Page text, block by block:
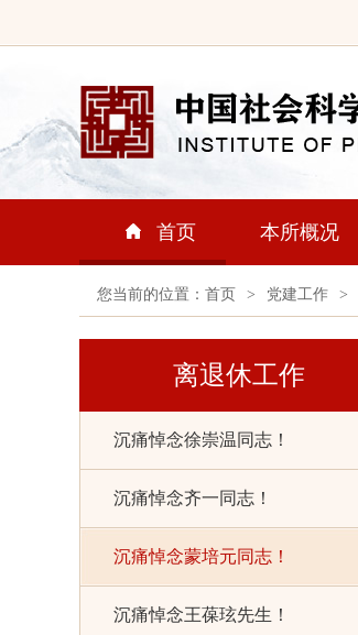
首页 本所概况
您当前的位置： 首页 > 党建工作 >
离退休工作
沉痛悼念徐崇温同志！
沉痛悼念齐一同志！
沉痛悼念蒙培元同志！
沉痛悼念王葆玹先生！